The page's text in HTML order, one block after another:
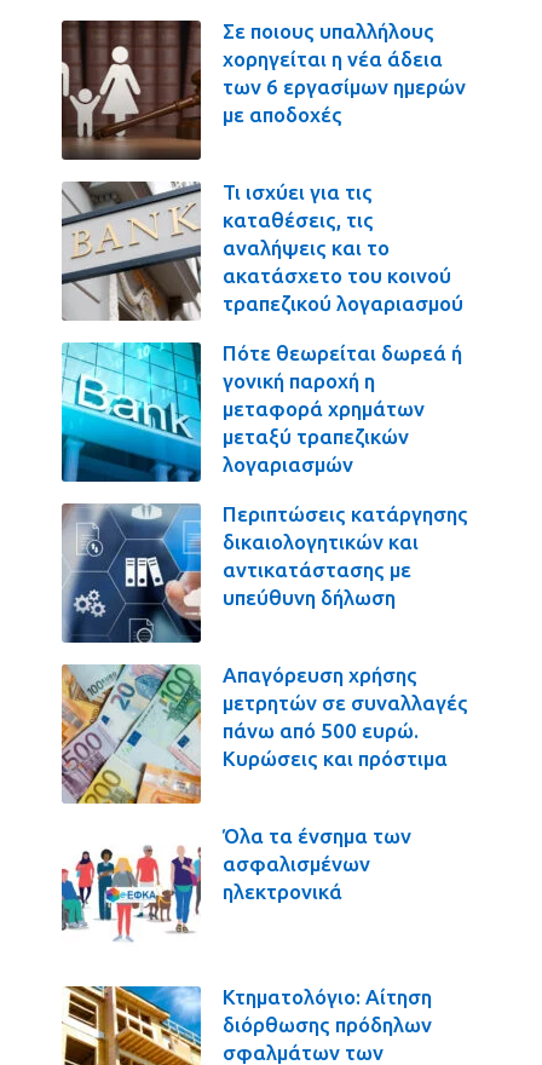
Σε ποιους υπαλλήλους
χορηγείται η νέα άδεια
των 6 εργασίμων ημερών
με αποδοχές
Τι ισχύει για τις
καταθέσεις, τις
αναλήψεις και το
ακατάσχετο του κοινού
τραπεζικού λογαριασμού
Πότε θεωρείται δωρεά ή
γονική παροχή η
μεταφορά χρημάτων
μεταξύ τραπεζικών
λογαριασμών
Περιπτώσεις κατάργησης
δικαιολογητικών και
αντικατάστασης με
υπεύθυνη δήλωση
Απαγόρευση χρήσης
μετρητών σε συναλλαγές
πάνω από 500 ευρώ.
Κυρώσεις και πρόστιμα
Όλα τα ένσημα των
ασφαλισμένων
ηλεκτρονικά
Κτηματολόγιο: Αίτηση
διόρθωσης πρόδηλων
σφαλμάτων των